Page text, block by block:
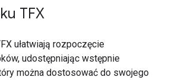
TFX
ułatwiają rozpoczęcie
udostępniając wstępnie
można dostosować do swojego